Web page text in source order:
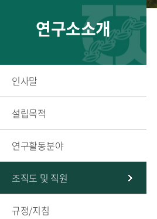
연구소소개
인사말
설립목적
연구활동분야
조직도 및 직원
규정/지침